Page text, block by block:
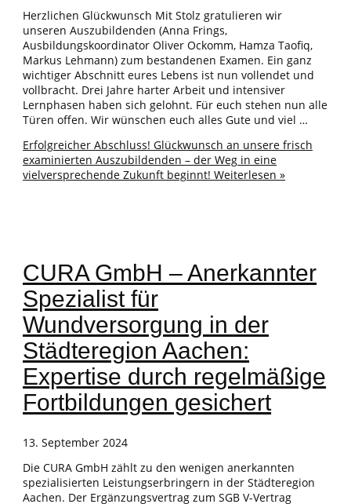
Herzlichen Glückwunsch Mit Stolz gratulieren wir
unseren Auszubildenden (Anna Frings,
Ausbildungskoordinator Oliver Ockomm, Hamza Taofiq,
Markus Lehmann) zum bestandenen Examen. Ein ganz
wichtiger Abschnitt eures Lebens ist nun vollendet und
vollbracht. Drei Jahre harter Arbeit und intensiver
Lernphasen haben sich gelohnt. Für euch stehen nun alle
Türen offen. Wir wünschen euch alles Gute und viel …
Erfolgreicher Abschluss! Glückwunsch an unsere frisch
examinierten Auszubildenden – der Weg in eine
vielversprechende Zukunft beginnt! Weiterlesen »
CURA GmbH – Anerkannter
Spezialist für
Wundversorgung in der
Städteregion Aachen:
Expertise durch regelmäßige
Fortbildungen gesichert
13. September 2024
Die CURA GmbH zählt zu den wenigen anerkannten
spezialisierten Leistungserbringern in der Städteregion
Aachen. Der Ergänzungsvertrag zum SGB V-Vertrag